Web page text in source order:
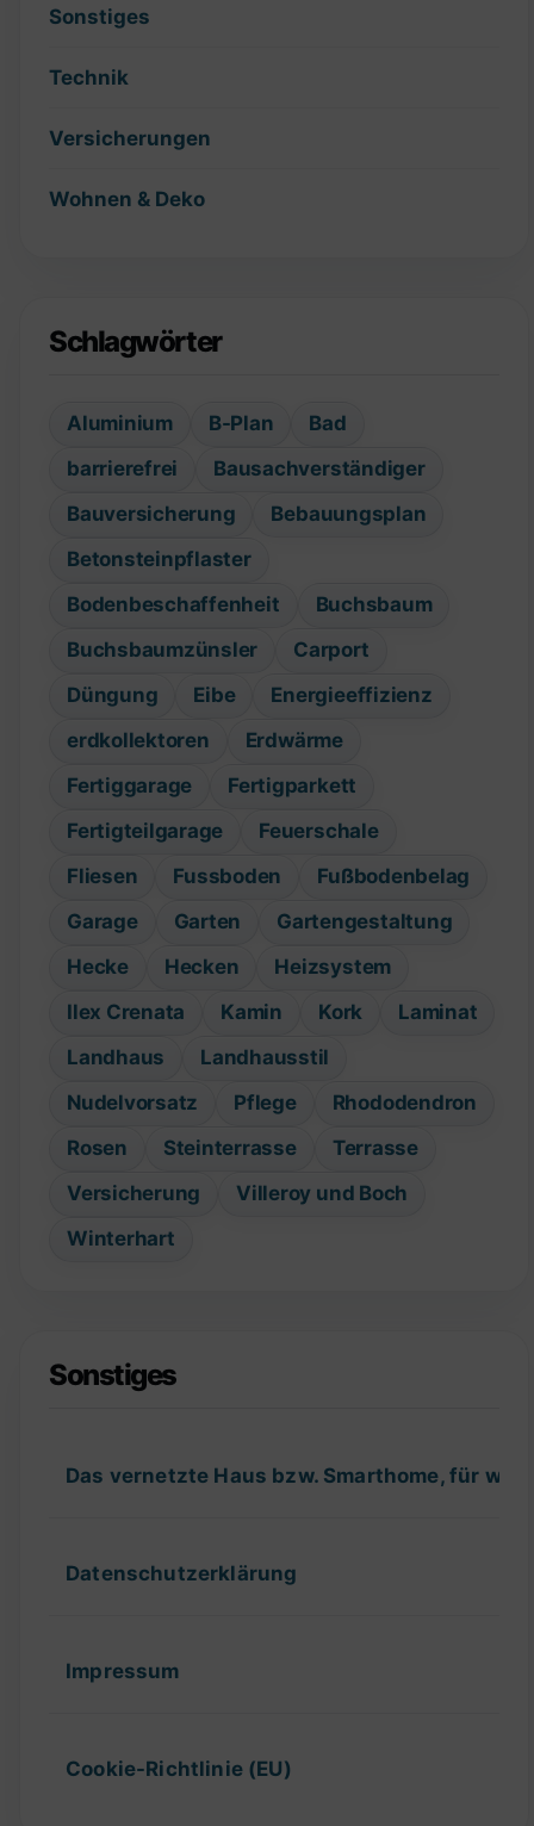
Sonstiges
Technik
Versicherungen
Wohnen & Deko
Schlagwörter
Aluminium B-Plan
Bad
barrierefrei
Bausachverständiger
Bauversicherung
Bebauungsplan
Betonsteinpflaster
Bodenbeschaffenheit
Buchsbaum
Buchsbaumzünsler
Carport
Düngung
Eibe
Energieeffizienz
erdkollektoren
Erdwärme
Fertiggarage
Fertigparkett
Fertigteilgarage
Feuerschale
Fliesen
Fussboden
Fußbodenbelag
Garage
Garten
Gartengestaltung
Hecke
Hecken
Heizsystem
Ilex Crenata
Kamin Kork
Laminat
Landhaus
Landhausstil
Nudelvorsatz
Pflege
Rhododendron
Rosen
Steinterrasse
Terrasse
Versicherung
Villeroy und Boch
Winterhart
Sonstiges
Das vernetzte Haus bzw. Smarthome, für
Datenschutzerklärung
Impressum
Cookie-Richtlinie (EU)